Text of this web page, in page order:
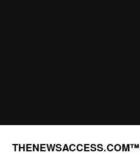
THENEWSACCESS.COM™